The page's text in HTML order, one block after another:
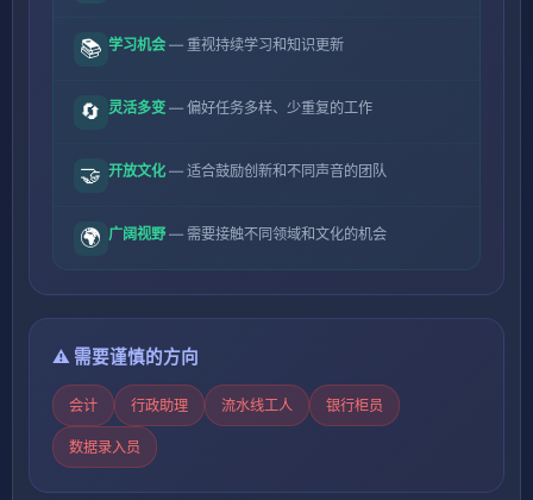
📚 学习机会— 重视持续学习和知识更新
🔄 灵活多变— 偏好任务多样、少重复的工作
🤝 开放文化— 适合鼓励创新和不同声音的团队
🌍 广阔视野— 需要接触不同领域和文化的机会
⚠️ 需要谨慎的方向
会计 行政助理 流水线工人 银行柜员
数据录入员